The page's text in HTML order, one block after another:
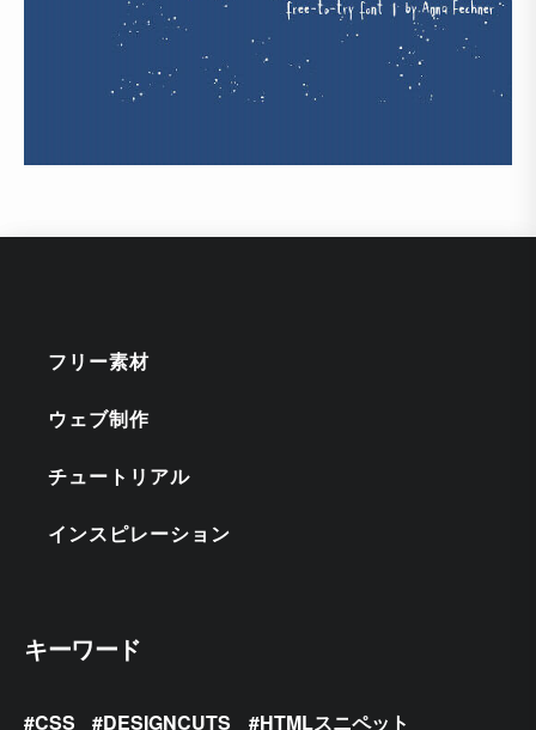
フリー素材
ウェブ制作
チュートリアル
インスピレーション
キーワード
CSS DESIGNCUTS
HTMLスニペット